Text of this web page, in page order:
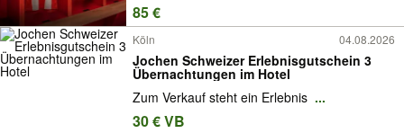
85 €
Köln 04.08.2026
Jochen Schweizer Erlebnisgutschein 3
Übernachtungen im Hotel
Zum Verkauf steht ein Erlebnis ...
30 € VB